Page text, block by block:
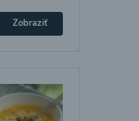
Zobraziť